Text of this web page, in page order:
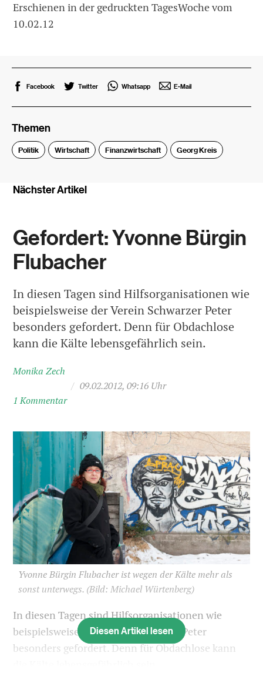
Erschienen in der gedruckten TagesWoche vom
10.02.12
Facebook Twitter Whatsapp E-Mail
Themen
Politik Wirtschaft Finanzwirtschaft Georg Kreis
Nächster Artikel
Gefordert: Yvonne Bürgin
Flubacher
In diesen Tagen sind Hilfsorganisationen wie
beispielsweise der Verein Schwarzer Peter
besonders gefordert. Denn für Obdachlose
kann die Kälte lebensgefährlich sein.
Monika Zech
/ 09.02.2012, 09:16 Uhr
1 Kommentar
Yvonne Bürgin Flubacher ist wegen der Kälte mehr als
sonst unterwegs. (Bild: Michael Würtenberg)
In diesen Tagen sind Hilfsorganisationen wie
beispielsweise der Verein Schwarzer Peter
besonders gefordert. Denn für Obdachlose kann
Diesen Artikel lesen